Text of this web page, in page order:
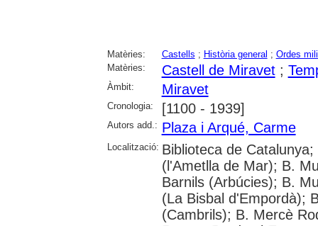
Matèries: Castells ; Història general ; Ordes
Matèries:
Castell de Miravet;
Àmbit: Miravet
Cronologia: [1100 - 1939]
Autors add.: Plaza i Arqué, Carme
Localització: Biblioteca de
(l'Ametlla de Mar); B.
Barnils (Arbúcies); B.
(La Bisbal d'Empordà);
(Cambrils); B. Mercè